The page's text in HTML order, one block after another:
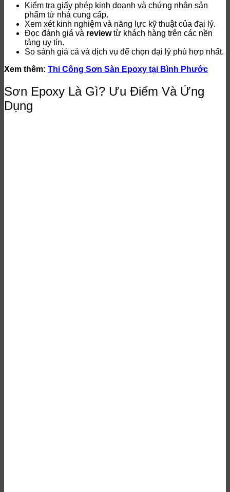
Kiểm tra giấy phép kinh doanh và chứng nhận sản
phẩm từ nhà cung cấp.
Xem xét kinh nghiệm và năng lực kỹ thuật của đại lý.
Đọc đánh giá và reviewtừ khách hàng trên các nền
tảng uy tín.
So sánh giá cả và dịch vụ để chọn đại lý phù hợp nhất.
Xem thêm: Thi Công Sơn Sàn Epoxy tại Bình Phước
Sơn Epoxy Là Gì? Ưu Điểm Và Ứng
Dụng